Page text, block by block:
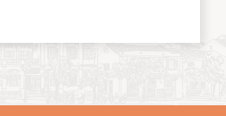
dấu ấn ấy tiếp tục được lan
chương trình kích cầu du